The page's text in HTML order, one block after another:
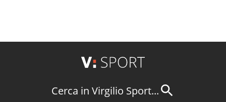
Cerca in Virgilio Sport...